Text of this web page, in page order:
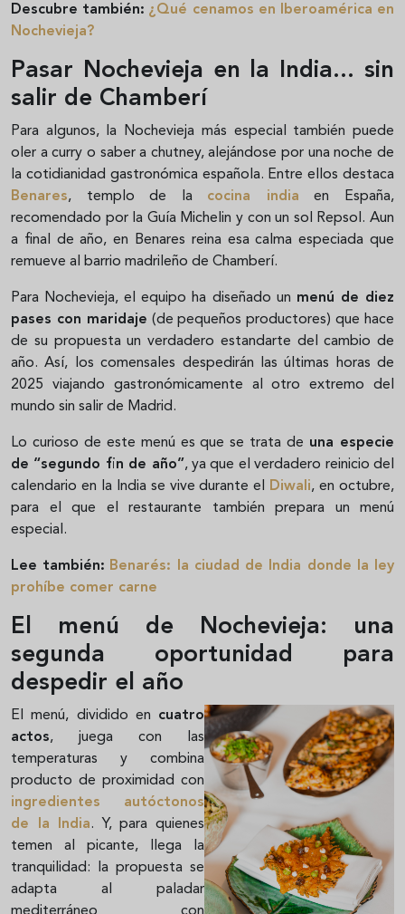
Descubre también: ¿Qué cenamos en Iberoamérica en
Nochevieja?
Pasar Nochevieja en la India... sin
salir de Chamberí
Para algunos, la Nochevieja más especial también puede
oler a curry o saber a chutney, alejándose por una noche de
la cotidianidad gastronómica española. Entre ellos destaca
Benares, templo de la cocina india en España,
recomendado por la Guía Michelin y con un sol Repsol. Aun
a final de año, en Benares reina esa calma especiada que
remueve al barrio madrileño de Chamberí.
Para Nochevieja, el equipo ha diseñado un menú de diez
pases con maridaje (de pequeños productores) que hace
de su propuesta un verdadero estandarte del cambio de
año. Así, los comensales despedirán las últimas horas de
2025 viajando gastronómicamente al otro extremo del
mundo sin salir de Madrid.
Lo curioso de este menú es que se trata de una especie
de “segundo fin de año”, ya que el verdadero reinicio del
calendario en la India se vive durante el Diwali, en octubre,
para el que el restaurante también prepara un menú
especial.
Lee también: Benarés: la ciudad de India donde la ley
prohíbe comer carne
El menú de Nochevieja: una
segunda oportunidad para
despedir el año
El menú, dividido en cuatro
actos, juega con las
temperaturas y combina
producto de proximidad con
ingredientes autóctonos
de la India. Y, para quienes
temen al picante, llega la
tranquilidad: la propuesta se
adapta al paladar